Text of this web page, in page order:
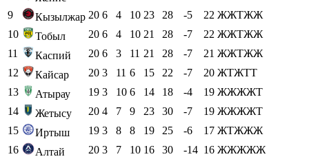
9
Кызылжар 20 6 4 10 23 28 -5 22 ЖЖТЖЖ
10
Тобыл 20 6 4 10 21 28 -7 22 ЖЖТЖЖ
11
Каспий 20 6 3 11 21 28 -7 21 ЖЖТЖЖ
12
Кайсар 20 3 11 6 15 22 -7 20 ЖТЖТТ
13
Атырау 19 3 10 6 14 18 -4 19 ЖЖЖЖТ
14
Жетысу 20 4 7 9 23 30 -7 19 ЖЖЖЖТ
15
Иртыш 19 3 8 8 19 25 -6 17 ЖТЖЖЖ
16
Алтай 20 3 7 10 16 30 -14 16 ЖЖЖЖЖ